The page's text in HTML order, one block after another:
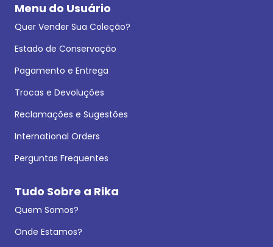
Menu do Usuário
Quer Vender Sua Coleção?
Estado de Conservação
Pagamento e Entrega
Trocas e Devoluções
Reclamações e Sugestões
International Orders
Perguntas Frequentes
Tudo Sobre a Rika
Quem Somos?
Onde Estamos?